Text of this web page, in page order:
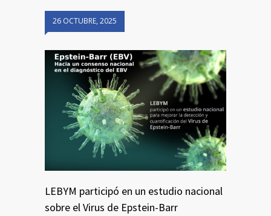
26 OCTUBRE, 2025
LEBYM participó en un estudio nacional
sobre el Virus de Epstein-Barr